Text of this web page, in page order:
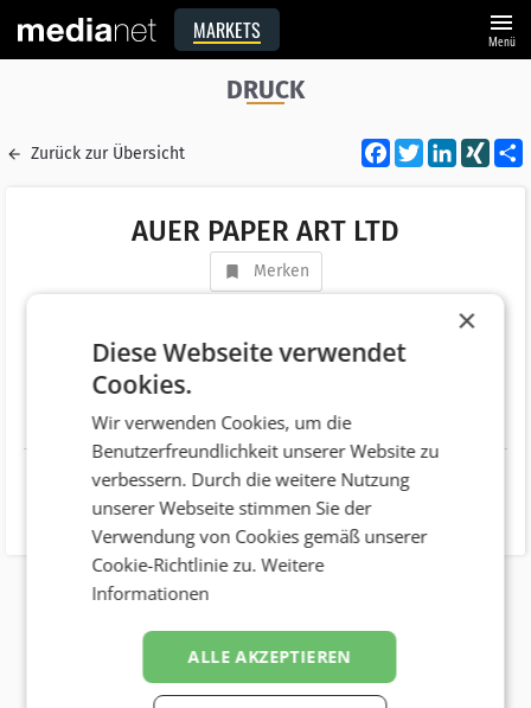
MARKETS menu
Menü
DRUCK
Zurück zur Übersicht Facebook
Twitter XING
AUER PAPER ART LTD
Merken
AT 1010 Wien
Telefonnummer +43 (1) 5332460
Website http://www.auer.ws
×
Diese Webseite verwendet
Cookies.
Wir verwenden Cookies, um die
Benutzerfreundlichkeit unserer Website zu
verbessern. Durch die weitere Nutzung
unserer Webseite stimmen Sie der
Verwendung von Cookies gemäß unserer
Cookie-Richtlinie zu.Weitere
Informationen
ALLE AKZEPTIEREN